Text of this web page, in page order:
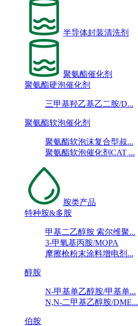
半导体封装清洗剂
聚氨酯催化剂
聚氨酯硬泡催化剂
三甲基羟乙基乙二胺/D...
聚氨酯软泡催化剂
聚氨酯软泡沫复合型叔...
聚氨酯软泡催化剂CAT ...
胺类产品
特种胺&多胺
甲基二乙醇胺 索尔维聚...
3-甲氧基丙胺/MOPA
摩擦枪粉末涂料增电剂...
醇胺
N-甲基单乙醇胺/甲基单...
N,N-二甲基乙醇胺/DME...
伯胺